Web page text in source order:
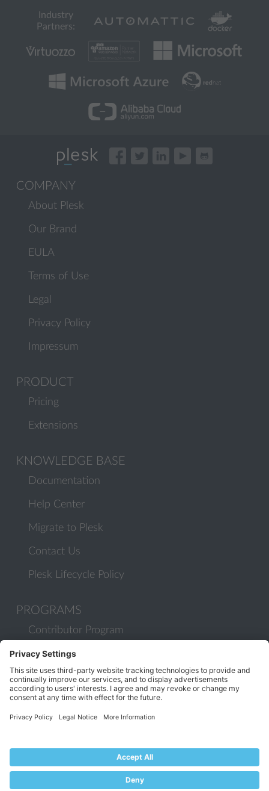
Industry
Partners:
COMPANY
About Plesk
Our Brand
EULA
Terms of Use
Legal
Privacy Policy
Impressum
PRODUCT
Pricing
Extensions
KNOWLEDGE BASE
Documentation
Help Center
Migrate to Plesk
Contact Us
Plesk Lifecycle Policy
PROGRAMS
Contributor Program
Partner Program
COMMUNITY